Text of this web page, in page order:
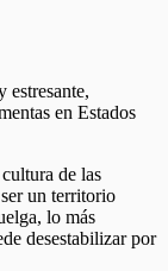
estresante,
en Estados
de las
un territorio
lo más
desestabilizar por